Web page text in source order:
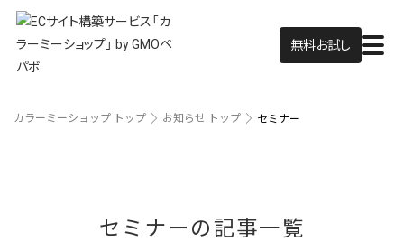
無料お試し
カラーミーショップ トップ お知らせ トップ セミナー
セミナーの記事一覧